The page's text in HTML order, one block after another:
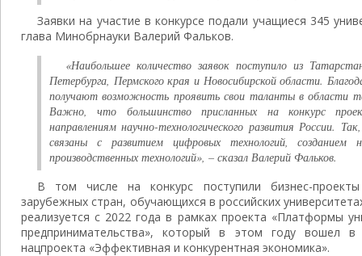
Заявки на участие в конкурсе подали учащиеся 345
глава Минобрнауки Валерий Фальков.
«Наибольшее количество заявок поступило из
Петербурга, Пермского края и Новосибирской области.
получают возможность проявить свои таланты в области
Важно, что большинство присланных на конкурс
направлениям научно-технологического развития России.
связаны с развитием цифровых технологий, созданием
производственных технологий», – сказал Валерий Фальков.
В том числе на конкурс поступили бизнес-
зарубежных стран, обучающихся в российских
реализуется с 2022 года в рамках проекта «Платформы
предпринимательства», который в этом году вошел в
нацпроекта «Эффективная и конкурентная экономика».